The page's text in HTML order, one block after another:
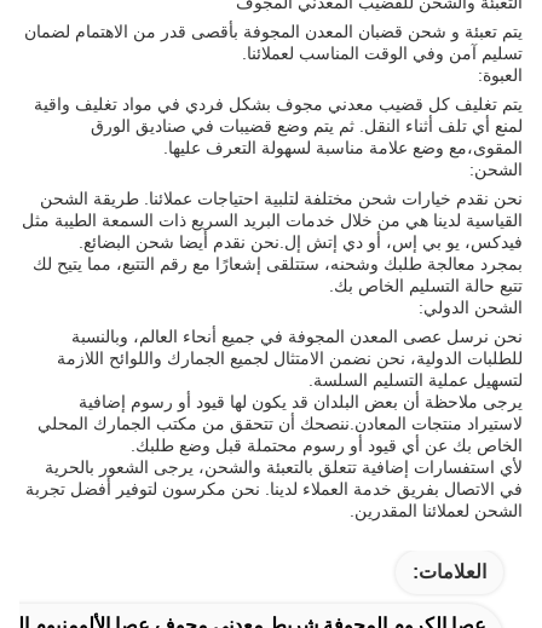
يتم تعبئة و شحن قضبان المعدن المجوفة بأقصى قدر من الاهتمام لضمان
تسليم آمن وفي الوقت المناسب لعملائنا.
العبوة:
يتم تغليف كل قضيب معدني مجوف بشكل فردي في مواد تغليف واقية
لمنع أي تلف أثناء النقل. ثم يتم وضع قضيبات في صناديق الورق
المقوى،مع وضع علامة مناسبة لسهولة التعرف عليها.
الشحن:
نحن نقدم خيارات شحن مختلفة لتلبية احتياجات عملائنا. طريقة الشحن
القياسية لدينا هي من خلال خدمات البريد السريع ذات السمعة الطيبة مثل
فيدكس، يو بي إس، أو دي إتش إل.نحن نقدم أيضا شحن البضائع.
بمجرد معالجة طلبك وشحنه، ستتلقى إشعارًا مع رقم التتبع، مما يتيح لك
تتبع حالة التسليم الخاص بك.
الشحن الدولي:
نحن نرسل عصى المعدن المجوفة في جميع أنحاء العالم، وبالنسبة
للطلبات الدولية، نحن نضمن الامتثال لجميع الجمارك واللوائح اللازمة
لتسهيل عملية التسليم السلسة.
يرجى ملاحظة أن بعض البلدان قد يكون لها قيود أو رسوم إضافية
لاستيراد منتجات المعادن.ننصحك أن تتحقق من مكتب الجمارك المحلي
الخاص بك عن أي قيود أو رسوم محتملة قبل وضع طلبك.
لأي استفسارات إضافية تتعلق بالتعبئة والشحن، يرجى الشعور بالحرية
في الاتصال بفريق خدمة العملاء لدينا. نحن مكرسون لتوفير أفضل تجربة
الشحن لعملائنا المقدرين.
العلامات: